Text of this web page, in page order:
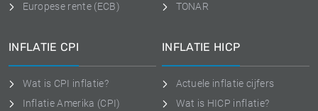
Europese rente (ECB)
TONAR
INFLATIE CPI
Wat is CPI inflatie?
Inflatie Amerika (CPI)
INFLATIE HICP
Actuele inflatie cijfers
Wat is HICP inflatie?